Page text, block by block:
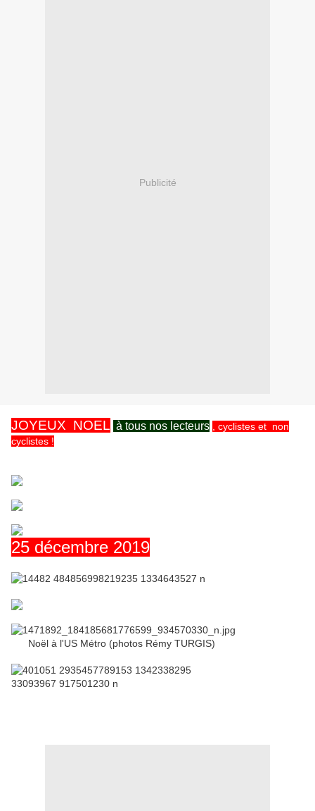
Publicité
JOYEUX NOEL à tous nos lecteurs
, cyclistes et non
cyclistes !
25 décembre 2019
Noël à l'US Métro (photos Rémy TURGIS)